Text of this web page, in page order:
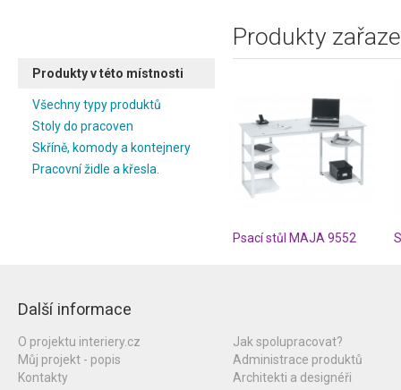
Produkty v této místnosti
Všechny typy produktů
Stoly do pracoven
Skříně, komody a kontejnery
Pracovní židle a křesla.
Produkty
Psací stůl MAJA 9552
Další informace
O projektu interiery.cz
Můj projekt - popis
Kontakty
Jak spolupracovat?
Administrace produktů
Architekti a designéři